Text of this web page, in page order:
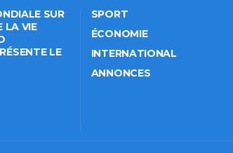
SUR
LA VIE
LE
SPORT
ÉCONOMIE
INTERNATIONAL
ANNONCES